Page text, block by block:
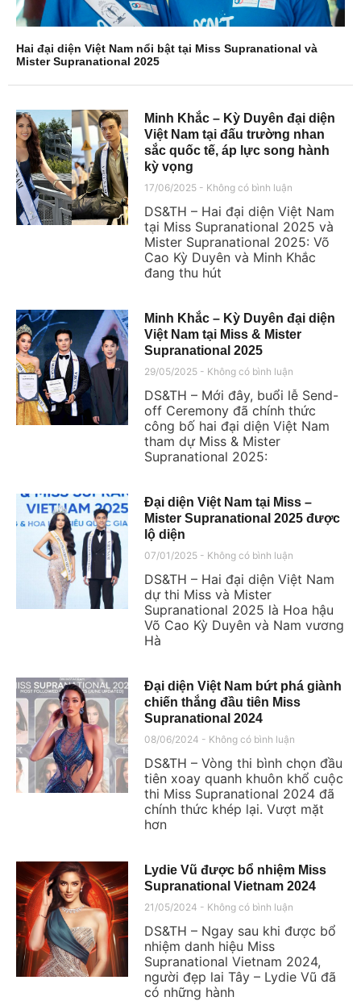
Hai đại diện Việt Nam nổi bật tại Miss Supranational và
Mister Supranational 2025
Minh Khắc – Kỳ Duyên đại diện
Việt Nam tại đấu trường nhan
sắc quốc tế, áp lực song hành
kỳ vọng
17/06/2025 Không có bình luận
DS&TH – Hai đại diện Việt Nam
tại Miss Supranational 2025 và
Mister Supranational 2025: Võ
Cao Kỳ Duyên và Minh Khắc
đang thu hút
Minh Khắc – Kỳ Duyên đại diện
Việt Nam tại Miss & Mister
Supranational 2025
29/05/2025 Không có bình luận
DS&TH – Mới đây, buổi lễ Send-
off Ceremony đã chính thức
công bố hai đại diện Việt Nam
tham dự Miss & Mister
Supranational 2025:
Đại diện Việt Nam tại Miss –
Mister Supranational 2025 được
lộ diện
07/01/2025 Không có bình luận
DS&TH – Hai đại diện Việt Nam
dự thi Miss và Mister
Supranational 2025 là Hoa hậu
Võ Cao Kỳ Duyên và Nam vương
Hà
Đại diện Việt Nam bứt phá giành
chiến thắng đầu tiên Miss
Supranational 2024
08/06/2024 Không có bình luận
DS&TH – Vòng thi bình chọn đầu
tiên xoay quanh khuôn khổ cuộc
thi Miss Supranational 2024 đã
chính thức khép lại. Vượt mặt
hơn
Lydie Vũ được bổ nhiệm Miss
Supranational Vietnam 2024
21/05/2024 Không có bình luận
DS&TH – Ngay sau khi được bổ
nhiệm danh hiệu Miss
Supranational Vietnam 2024,
người đẹp lai Tây – Lydie Vũ đã
có những hành